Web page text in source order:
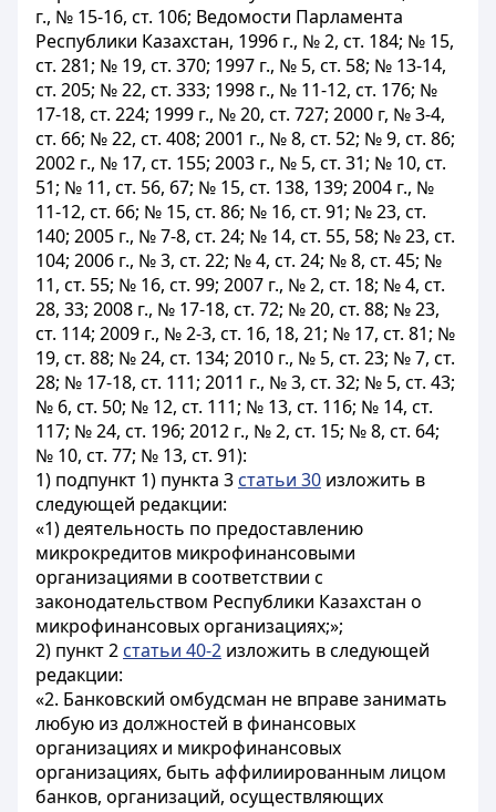
г., № 15-16, ст. 106; Ведомости Парламента
Республики Казахстан, 1996 г., № 2, ст. 184; № 15,
ст. 281; № 19, ст. 370; 1997 г., № 5, ст. 58; № 13-14,
ст. 205; № 22, ст. 333; 1998 г., № 11-12, ст. 176; №
17-18, ст. 224; 1999 г., № 20, ст. 727; 2000 г, № 3-4,
ст. 66; № 22, ст. 408; 2001 г., № 8, ст. 52; № 9, ст. 86;
2002 г., № 17, ст. 155; 2003 г., № 5, ст. 31; № 10, ст.
51; № 11, ст. 56, 67; № 15, ст. 138, 139; 2004 г., №
11-12, ст. 66; № 15, ст. 86; № 16, ст. 91; № 23, ст.
140; 2005 г., № 7-8, ст. 24; № 14, ст. 55, 58; № 23, ст.
104; 2006 г., № 3, ст. 22; № 4, ст. 24; № 8, ст. 45; №
11, ст. 55; № 16, ст. 99; 2007 г., № 2, ст. 18; № 4, ст.
28, 33; 2008 г., № 17-18, ст. 72; № 20, ст. 88; № 23,
ст. 114; 2009 г., № 2-3, ст. 16, 18, 21; № 17, ст. 81; №
19, ст. 88; № 24, ст. 134; 2010 г., № 5, ст. 23; № 7, ст.
28; № 17-18, ст. 111; 2011 г., № 3, ст. 32; № 5, ст. 43;
№ 6, ст. 50; № 12, ст. 111; № 13, ст. 116; № 14, ст.
117; № 24, ст. 196; 2012 г., № 2, ст. 15; № 8, ст. 64;
№ 10, ст. 77; № 13, ст. 91):
1) подпункт 1) пункта 3 статьи 30 изложить в
следующей редакции:
«1) деятельность по предоставлению
микрокредитов микрофинансовыми
организациями в соответствии с
законодательством Республики Казахстан о
микрофинансовых организациях;»;
2) пункт 2 статьи 40-2 изложить в следующей
редакции:
«2. Банковский омбудсман не вправе занимать
любую из должностей в финансовых
организациях и микрофинансовых
организациях, быть аффилиированным лицом
банков, организаций, осуществляющих